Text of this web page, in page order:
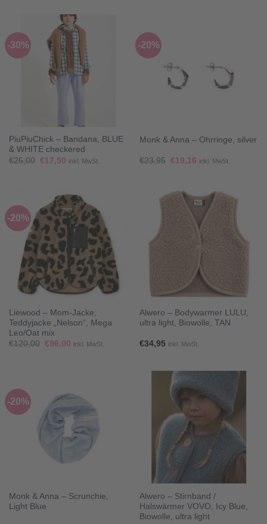
-30%
PiuPiuChick – Bandana, BLUE
& WHITE checkered
€25,00 Ursprünglicher
Preis
€17,50Aktueller
inkl. MwSt.
-20%
Monk & Anna – Ohrringe, silver
€23,95 Ursprünglicher
Preis
€19,16Aktueller
inkl. MwSt.
-20%
Liewood – Mom-Jacke,
Teddyjacke „Nelson“, Mega
Leo/Oat mix
€120,00 Ursprünglicher
€96,00Aktueller
inkl. MwSt.
Alwero – Bodywarmer LULU,
ultra light, Biowolle, TAN
€34,95 inkl. MwSt.
-20%
Monk & Anna – Scrunchie,
Light Blue
Alwero – Stirnband /
Halswärmer VOVO, Icy Blue,
Biowolle, ultra light